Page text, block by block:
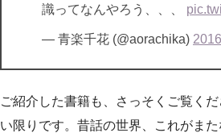
識ってなんやろう、、、
— 青楽千花 (@aorachika)
ご紹介した書籍も、さっそくご覧く
い限りです。昔話の世界、これがま